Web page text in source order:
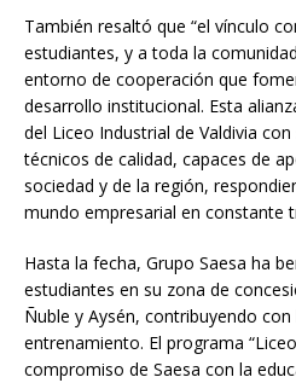
También resaltó que “el vínculo
estudiantes, y a toda la
entorno de cooperación que
desarrollo institucional. Esta
del Liceo Industrial de Valdivia
técnicos de calidad, capaces de
sociedad y de la región,
mundo empresarial en constante
Hasta la fecha, Grupo Saesa ha
estudiantes en su zona de
Ñuble y Aysén, contribuyendo
entrenamiento. El programa
compromiso de Saesa con la